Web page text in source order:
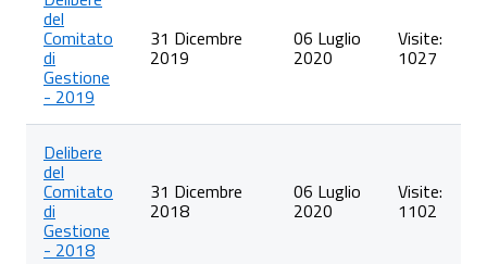
del
Comitato
di
Gestione
- 2019
31 Dicembre
2019
06 Luglio
2020
Visite:
1027
Delibere
del
Comitato
di
Gestione
- 2018
31 Dicembre
2018
06 Luglio
2020
Visite:
1102